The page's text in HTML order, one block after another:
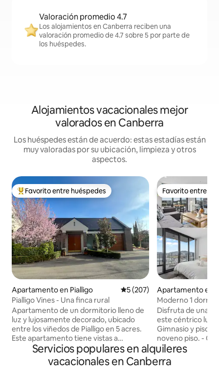
Valoración promedio 4.7
Los alojamientos en Canberra reciben una
valoración promedio de 4.7 sobre 5 por parte de
los huéspedes.
Alojamientos vacacionales mejor
valorados en Canberra
Los huéspedes están de acuerdo: estas estadías están
muy valoradas por su ubicación, limpieza y otros
aspectos.
Favorito entre huéspedes preferido
Favorito entre huéspedes
Apartamento en Pialligo Calificación promedio: 5 de
5 (207)
Pialligo Vines - Una finca rural
Apartamento de un dormitorio lleno de
luz y lujosamente decorado, ubicado
entre los viñedos de Pialligo en 5 acres.
Este apartamento tiene vistas a
Parliament House y está a solo 8 minutos
en coche de la ciudad de Canberra y a 3
minutos en coche del aeropuerto. A
Favorito entre
Favorito entre
Apartamento en
Moderno 1
vistas a la
Disfruta de una
este céntrico
Gimnasio y
noveno piso. -
centro comercial
Canberra se
de la calle, a 2
Servicios populares en alquileres
vacacionales en Canberra